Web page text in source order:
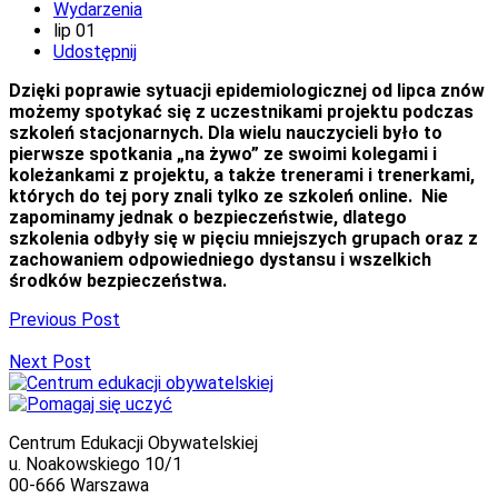
Wydarzenia
lip 01
Udostępnij
Dzięki poprawie sytuacji epidemiologicznej od lipca znów
możemy spotykać się z uczestnikami projektu podczas
szkoleń stacjonarnych. Dla wielu nauczycieli było to
pierwsze spotkania „na żywo” ze swoimi kolegami i
koleżankami z projektu, a także trenerami i trenerkami,
których do tej pory znali tylko ze szkoleń online. Nie
zapominamy jednak o bezpieczeństwie, dlatego
szkolenia odbyły się w pięciu mniejszych grupach oraz z
zachowaniem odpowiedniego dystansu i wszelkich
środków bezpieczeństwa.
Previous Post
Next Post
Centrum Edukacji Obywatelskiej
u. Noakowskiego 10/1
00-666 Warszawa